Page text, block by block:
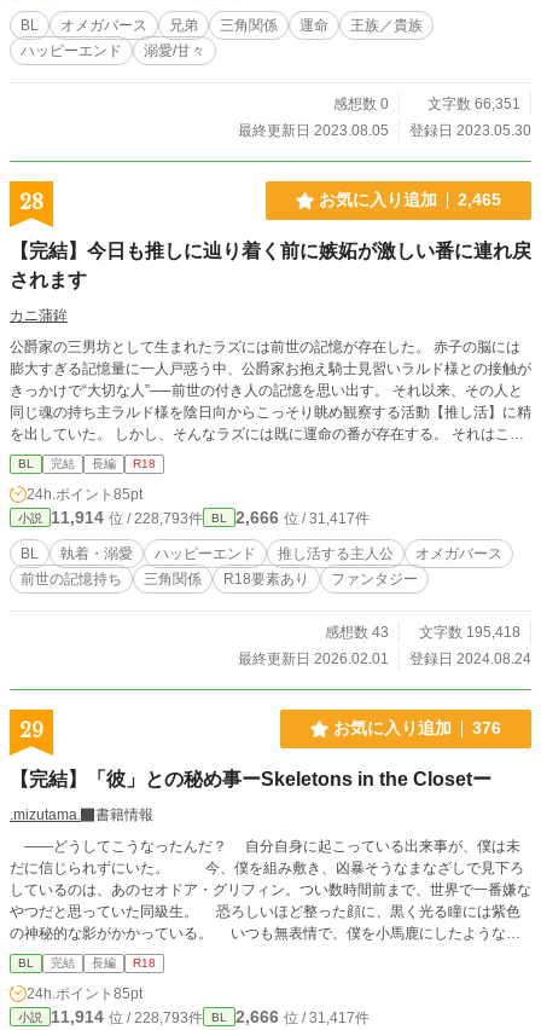
BL オメガバース 兄弟 三角関係 運命
王族／貴族
ハッピーエンド
溺愛/甘々
感想数 0
文字数 66,351
最終更新日 2023.08.05
登録日 2023.05.30
28 お気に入り追加 2,465
【完結】今日も推しに辿り着く前に嫉妬が激しい番に連れ戻
されます
カニ蒲鉾
公爵家の三男坊として生まれたラズには前世の記憶が存在した。 赤子の脳には
膨大すぎる記憶量に一人戸惑う中、公爵家お抱え騎士見習いラルド様との接触が
きっかけで“大切な人”──前世の付き人の記憶を思い出す。 それ以来、その人と
同じ魂の持ち主ラルド様を陰日向からこっそり眺め観察する活動【推し活】に精
を出していた。 しかし、そんなラズには既に運命の番が存在する。 それはこの
国の絶対的権力者である国王陛下クオーツ様。 出会った瞬間からロックオンさ
れ過ごしてきた長い年月を経て、ラズの初めての発情期が来ると同時に番契約を
結んだ二人は正真正銘番同士。が、それとこれとは話は別。 ラズのハッピー推
し活ライフもクオーツ様にバレれば即寝室へ強制送還。 満足に推し活をする
為、毎日が戦いだった─── 「はぁラルド様…今日もかっこいいぃ〜っ」 「……
ねぇラズ？お願いだから私以外の男に興奮しないでよ。その目が他の男を映すの
が気に入らない」 「クオーツうるさい。気が散るからあっち行って、しっし
しを眺める推し活を生きがいとするラズと、自分だけを見ていてほしいクオーツ
ラズの前世の婚約者 ◆ラルド様(32)α …騎士団長、落ち着いた大人な男
性、筋肉 ラズの前世の付き人 ◆トール、マリン(29)β …双子、クオーツ
様とラズの側近兼護衛兼愚痴聞き役 少しでもR-18展開のお話にはタイトルに※
付けます。
BL 完結 長編 R18
24h.ポイント 85pt
小説 11,914 位 / 228,793件 BL 2,666 位 / 31,417件
BL 執着・溺愛 ハッピーエンド 推し活する主人公
オメガバース
前世の記憶持ち
三角関係 R18要素あり ファンタジー
感想数 43
文字数 195,418
最終更新日 2026.02.01
登録日 2024.08.24
29 お気に入り追加 376
【完結】「彼」との秘め事ーSkeletons in the Closetー
.mizutama.
書籍情報
――どうしてこうなったんだ？ 自分自身に起こっている出来事が、僕は未
だに信じられずにいた。 今、僕を組み敷き、凶暴そうなまなざしで見下ろ
しているのは、あのセオドア・グリフィン。つい数時間前まで、世界で一番嫌な
やつだと思っていた同級生。 恐ろしいほど整った顔に、黒く光る瞳には紫色
の神秘的な影がかかっている。 いつも無表情で、僕を小馬鹿にしたような冷
たい目で見ていた、セオドア……。 ・・・・・・・・・・・・・・・・・ ――
誰もが、人には言えない秘密を抱えて生きている。 名門貴族たちが通う王立学
院で、貴族の端くれの僕が見つけた居場所……。 それは、特権階級に属する先
輩たちの愛玩動物に成り下がることだった。 だがそんな安寧した生活が、突然
BL 完結 長編 R18
24h.ポイント 85pt
小説 11,914 位 / 228,793件 BL 2,666 位 / 31,417件